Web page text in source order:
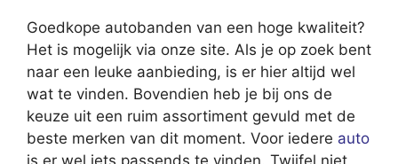
Goedkope autobanden van een hoge kwaliteit?
Het is mogelijk via onze site. Als je op zoek bent
naar een leuke aanbieding, is er hier altijd wel
wat te vinden. Bovendien heb je bij ons de
keuze uit een ruim assortiment gevuld met de
beste merken van dit moment. Voor iedere auto
is er wel iets passends te vinden. Twijfel niet